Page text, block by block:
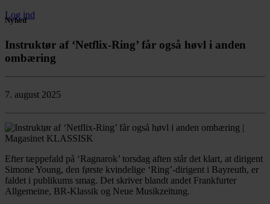
Log ind
Nyhed
Instruktør af ‘Netflix-Ring’ får også høvl i anden
ombæring
7. august 2025
Efter tæppefald på ‘Ragnarok’ torsdag aften står det klart, at dirigent
Simone Young, den første kvindelige ‘Ring’-dirigent i Bayreuth, er
faldet i publikums smag. Det skriver blandt andet Frankfurter
Allgemeine, BR-Klassik og Neue Musikzeitung.